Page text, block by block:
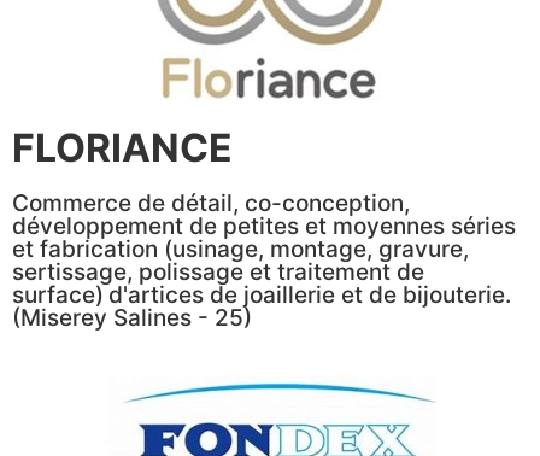
FLORIANCE
Commerce de détail, co-conception,
développement de petites et moyennes séries
et fabrication (usinage, montage, gravure,
sertissage, polissage et traitement de
surface) d'artices de joaillerie et de bijouterie.
(Miserey Salines - 25)